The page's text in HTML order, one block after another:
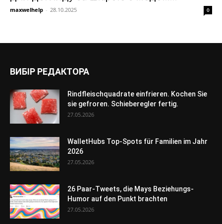
maxwelhelp - 28.10.2025 0
ВИБІР РЕДАКТОРА
Rindfleischquadrate einfrieren. Kochen Sie
sie gefroren. Schieberegler fertig.
27.05.2026
WalletHubs Top-Spots für Familien im Jahr
2026
27.05.2026
26 Paar-Tweets, die Mays Beziehungs-
Humor auf den Punkt brachten
27.05.2026